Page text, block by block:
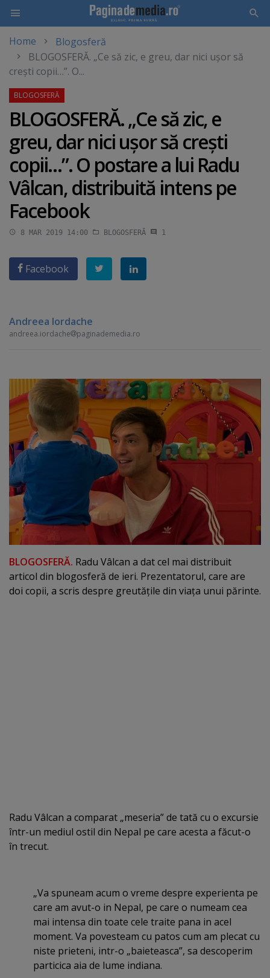
main
content
Home
Blogosferă
BLOGOSFERĂ. „Ce să zic, e greu, dar nici uşor să
creşti copii…”. O...
BLOGOSFERĂ. „Ce să zic, e
greu, dar nici uşor să creşti
copii…”. O postare a lui Radu
Vâlcan, distribuită intens pe
Facebook
8 MAR 2019 14:00 BLOGOSFERĂ 1
Facebook
Andreea Iordache
andreea.iordache paginademedia.ro
BLOGOSFERĂ. Radu Vâlcan a dat cel mai distribuit
articol din blogosferă de ieri. Prezentatorul, care are
doi copii, a scris despre greutăţile din viaţa unui părinte.
Radu Vâlcan a comparat „meseria” de tată cu o excursie
într-un mediul ostil din Nepal pe care acesta a făcut-o
în trecut.
„Va spuneam acum o vreme despre experienta pe
care am avut-o in Nepal, pe care o numeam cea
mai intensa din toate cele traite pana in acel
moment. Va povesteam cu patos cum am plecat cu
niste prieteni, intr-o „baieteasca”, sa descoperim
particica aia de lume indiana.